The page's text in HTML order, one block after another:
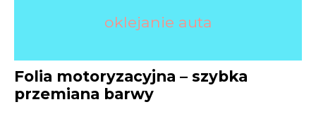
oklejanie auta
Folia motoryzacyjna – szybka
przemiana barwy